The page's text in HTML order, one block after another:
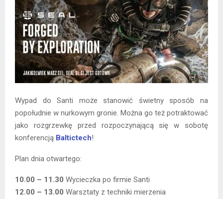
Wypad do Santi może stanowić świetny sposób na
popołudnie w nurkowym gronie. Można go też potraktować
jako rozgrzewkę przed rozpoczynającą się w sobotę
konferencją Baltictech!
Plan dnia otwartego:
10.00 – 11.30 Wycieczka po firmie Santi
12.00 – 13.00 Warsztaty z techniki mierzenia